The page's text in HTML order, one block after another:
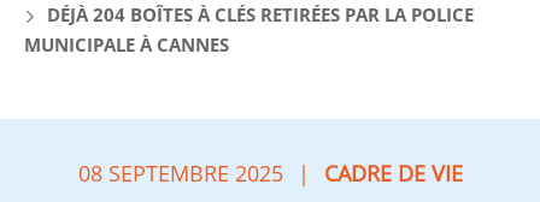
DÉJÀ 204 BOÎTES À CLÉS RETIRÉES PAR LA POLICE
MUNICIPALE À CANNES
08 SEPTEMBRE 2025 | CADRE DE VIE